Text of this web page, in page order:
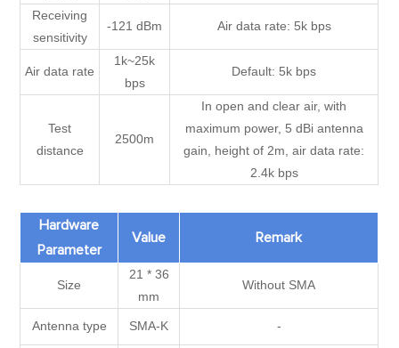
Receiving
sensitivity
-121 dBm Air data rate: 5k bps
Air data rate
1k~25k
bps
Default: 5k bps
Test
distance
2500m
In open and clear air, with
maximum power, 5 dBi antenna
gain, height of 2m, air data rate:
2.4k bps
Hardware
Parameter
Value Remark
Size
21 * 36
mm
Without SMA
Antenna type SMA-K -